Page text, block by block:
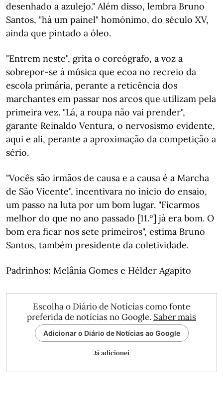
desenhado a azulejo." Além disso, lembra Bruno
Santos, "há um painel" homónimo, do século XV,
ainda que pintado a óleo.
"Entrem neste", grita o coreógrafo, a voz a
sobrepor-se à música que ecoa no recreio da
escola primária, perante a reticência dos
marchantes em passar nos arcos que utilizam pela
primeira vez. "Lá, a roupa não vai prender",
garante Reinaldo Ventura, o nervosismo evidente,
aqui e ali, perante a aproximação da competição a
sério.
"Vocês são irmãos de causa e a causa é a Marcha
de São Vicente", incentivara no início do ensaio,
um passo na luta por um bom lugar. "Ficarmos
melhor do que no ano passado [11.º] já era bom. O
bom era ficar nos sete primeiros", estima Bruno
Santos, também presidente da coletividade.
Padrinhos: Melânia Gomes e Hélder Agapito
Escolha o Diário de Notícias como fonte
preferida de notícias no Google. Saber mais
Adicionar o Diário de Notícias ao Google
Já adicionei